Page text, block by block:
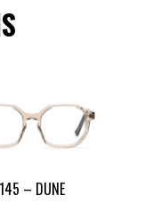
145 – DUNE